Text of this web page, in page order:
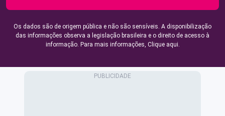
Os dados são de origem pública e não são sensíveis. A disponibilização
das informações observa a legislação brasileira e o direito de acesso à
informação. Para mais informações, Clique aqui.